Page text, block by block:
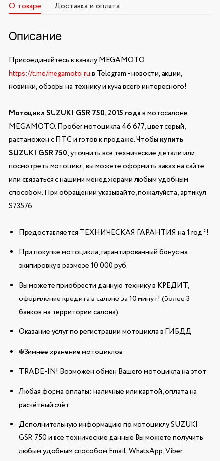
О товаре Доставка и оплата
Описание
Присоединяйтесь к каналу MEGAMOTO
https://t.me/megamoto_ruв Telegram - новости, акции,
новинки, обзоры на технику и куча всего интересного!
Мотоцикл SUZUKI GSR 750, 2015 годав мотосалоне
MEGAMOTO. Пробег мотоцикла 46 677, цвет серый,
растаможен с ПТС и готов к продаже. Чтобы купить
SUZUKI GSR 750, уточнить все технические детали или
посмотреть мотоцикл, вы можете оформить заказ на сайте
или связаться с нашими менеджерами любым удобным
способом. При обращении указывайте, пожалуйста, артикул
S73576
Предоставляется ТЕХНИЧЕСКАЯ ГАРАНТИЯ на 1 год*!
При покупке мотоцикла, гарантированный бонус на
экипировку в размере 10 000 руб.
Вы можете приобрести данную технику в КРЕДИТ,
оформление кредита в салоне за 10 минут! (более 3
банков на территории салона)
Оказание услуг по регистрации мотоцикла в ГИБДД
❄️Зимнее хранение мотоциклов
TRADE-IN! Возможен обмен Вашего мотоцикла на этот
Любая форма оплаты: наличные или картой, оплата на
расчётный счёт
Дополнительную информацию по мотоциклу SUZUKI
GSR 750 и все технические данные Вы можете получить
любым удобным способом Email, WhatsApp, Viber